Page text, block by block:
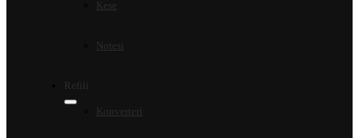
Kese
Notesi
Refili
Konverteri